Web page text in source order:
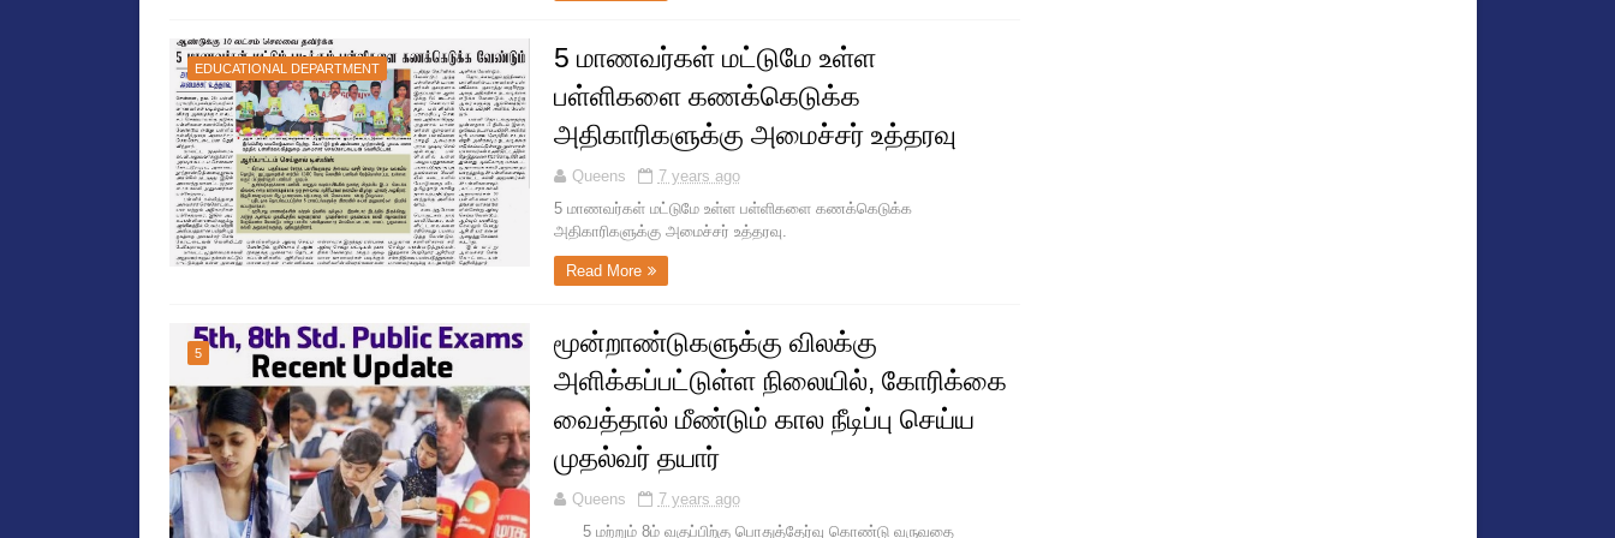
EDUCATIONAL DEPARTMENT
5 மாணவர்கள் மட்டுமே உள்ள
பள்ளிகளை கணக்கெடுக்க
அதிகாரிகளுக்கு அமைச்சர் உத்தரவு
Queens
7 years ago
5 மாணவர்கள் மட்டுமே உள்ள பள்ளிகளை கணக்கெடுக்க
அதிகாரிகளுக்கு அமைச்சர் உத்தரவு.
Read More
5
மூன்றாண்டுகளுக்கு விலக்கு
அளிக்கப்பட்டுள்ள நிலையில், கோரிக்கை
வைத்தால் மீண்டும் கால நீடிப்பு செய்ய
முதல்வர் தயார்
Queens
7 years ago
5 மற்றும் 8ம் வகுப்பிற்கு பொதுத்தேர்வு கொண்டு வருவதை